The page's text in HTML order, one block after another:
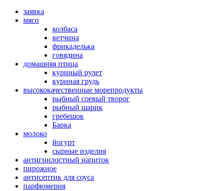
заявка
мясо
колбаса
ветчина
фрикаделька
говядина
домашняя птица
куриный рулет
куриная грудь
высококачественные морепродукты
рыбный соевый творог
рыбный шарик
гребешок
Барка
молоко
йогурт
сырные изделия
антигнилостный напиток
пирожное
антисептик для соуса
парфюмерия